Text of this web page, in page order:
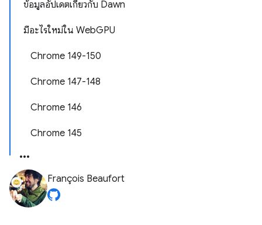
ข้อมูลอัปเดตเกี่ยวกับ Dawn
มีอะไรใหม่ใน WebGPU
Chrome 149-150
Chrome 147-148
Chrome 146
Chrome 145
François Beaufort